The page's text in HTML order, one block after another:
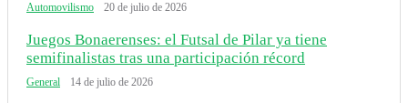
Automovilismo 20 de julio de 2026
Juegos Bonaerenses: el Futsal de Pilar ya tiene
semifinalistas tras una participación récord
General 14 de julio de 2026